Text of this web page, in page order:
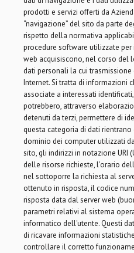
prodotti e servizi offerti da
“navigazione” del sito da parte
rispetto della normativa
procedure software utilizzate
web acquisiscono, nel corso del
dati personali la cui
Internet. Si tratta di informazioni
associate a interessati
potrebbero, attraverso
detenuti da terzi, permettere di
questa categoria di dati rientrano
dominio dei computer utilizzati
sito, gli indirizzi in notazione URI
delle risorse richieste, l'orario
nel sottoporre la richiesta al
ottenuto in risposta, il codice
risposta data dal server web
parametri relativi al sistema
informatico dell'utente. Questi
di ricavare informazioni
controllare il corretto